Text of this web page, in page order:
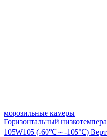
морозильные камеры
Горизонтальный
105W105 (-60℃～-105℃)